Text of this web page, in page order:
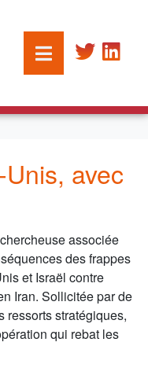
avec
associée
des frappes
et Israël contre
Iran. Sollicitée par de
ressorts stratégiques,
qui rebat les